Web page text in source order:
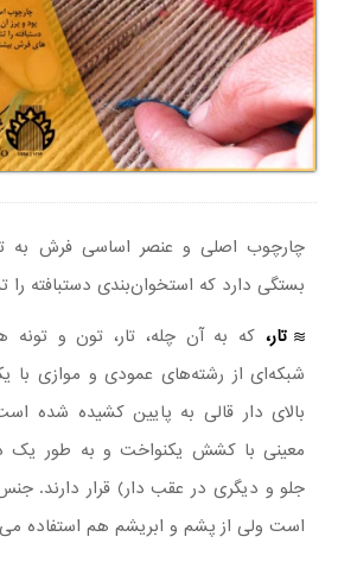
چارچوب اصلی و عنصر اساسی فرش به
بستگی دارد که استخوان‌بندی دستبافته
تار، که به آن چله، تار، تون و تونه
شبکه‌ای از رشته‌های عمودی و موازی با
بالای دار قالی به پایین کشیده شده
معینی با کشش یکنواخت و به طور یک
جلو و دیگری در عقب دار) قرار دارند. جنس
است ولی از پشم و ابریشم هم استفاده